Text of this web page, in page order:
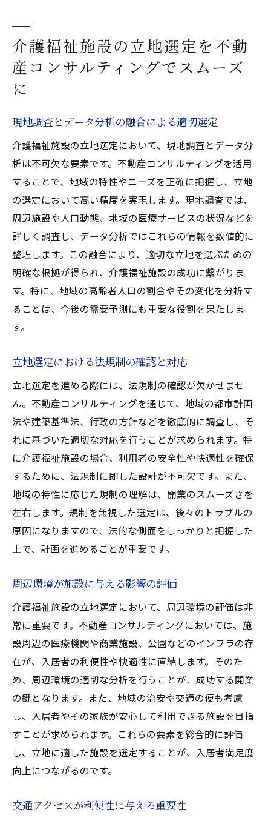
介護福祉施設の立地選定を不動
産コンサルティングでスムーズ
に
現地調査とデータ分析の融合による適切選定
介護福祉施設の立地選定において、現地調査とデータ分
析は不可欠な要素です。不動産コンサルティングを活用
することで、地域の特性やニーズを正確に把握し、立地
の選定において高い精度を実現します。現地調査では、
周辺施設や人口動態、地域の医療サービスの状況などを
詳しく調査し、データ分析ではこれらの情報を数値的に
整理します。この融合により、適切な立地を選ぶための
明確な根拠が得られ、介護福祉施設の成功に繋がりま
す。特に、地域の高齢者人口の割合やその変化を分析す
ることは、今後の需要予測にも重要な役割を果たしま
す。
立地選定における法規制の確認と対応
立地選定を進める際には、法規制の確認が欠かせませ
ん。不動産コンサルティングを通じて、地域の都市計画
法や建築基準法、行政の方針などを徹底的に調査し、そ
れに基づいた適切な対応を行うことが求められます。特
に介護福祉施設の場合、利用者の安全性や快適性を確保
するために、法規制に即した設計が不可欠です。また、
地域の特性に応じた規制の理解は、開業のスムーズさを
左右します。規制を無視した選定は、後々のトラブルの
原因になりますので、法的な側面をしっかりと把握した
上で、計画を進めることが重要です。
周辺環境が施設に与える影響の評価
介護福祉施設の立地選定において、周辺環境の評価は非
常に重要です。不動産コンサルティングにおいては、施
設周辺の医療機関や商業施設、公園などのインフラの存
在が、入居者の利便性や快適性に直結します。そのた
め、周辺環境の適切な分析を行うことが、成功する開業
の鍵となります。また、地域の治安や交通の便も考慮
し、入居者やその家族が安心して利用できる施設を目指
すことが求められます。これらの要素を総合的に評価
し、立地に適した施設を選定することが、入居者満足度
向上につながるのです。
交通アクセスが利便性に与える重要性